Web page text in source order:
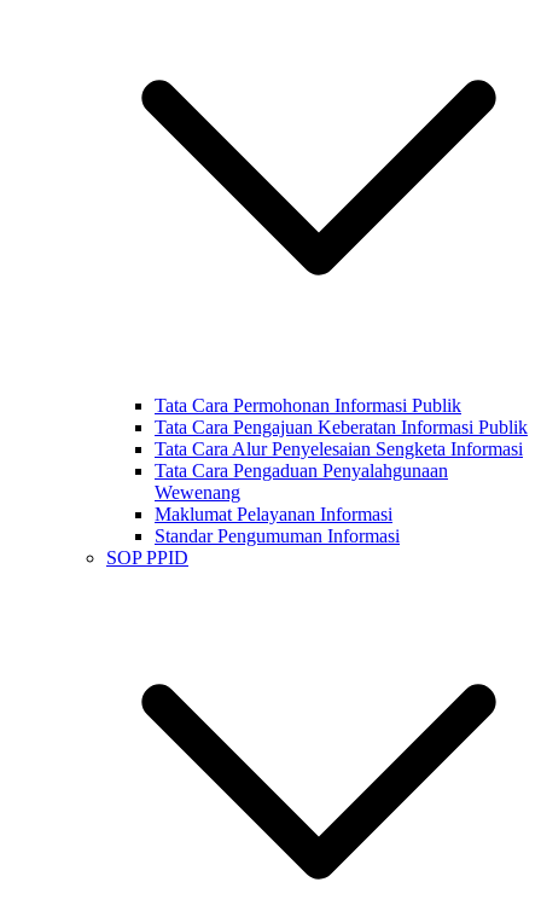
Tata Cara Permohonan Informasi Publik
Tata Cara Pengajuan Keberatan Informasi Publik
Tata Cara Alur Penyelesaian Sengketa Informasi
Tata Cara Pengaduan Penyalahgunaan
Wewenang
Maklumat Pelayanan Informasi
Standar Pengumuman Informasi
SOP PPID